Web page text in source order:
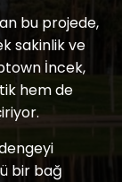
bu projede,
sakinlik ve
İncek,
hem de
bir bağ